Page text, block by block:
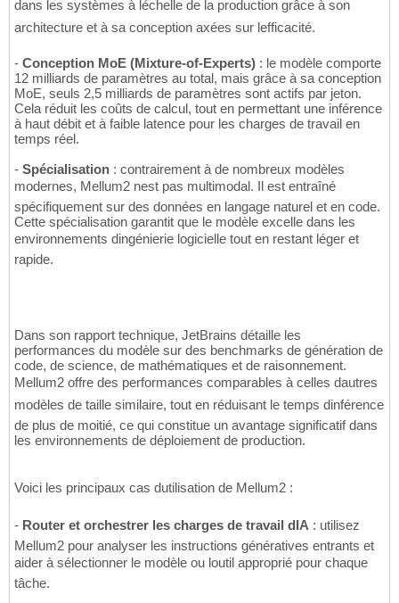
dans les systèmes à léchelle de la production grâce à son
architecture et à sa conception axées sur lefficacité.
- Conception MoE (Mixture-of-Experts) : le modèle comporte
12 milliards de paramètres au total, mais grâce à sa conception
MoE, seuls 2,5 milliards de paramètres sont actifs par jeton.
Cela réduit les coûts de calcul, tout en permettant une inférence
à haut débit et à faible latence pour les charges de travail en
temps réel.
- Spécialisation : contrairement à de nombreux modèles
modernes, Mellum2 nest pas multimodal. Il est entraîné
spécifiquement sur des données en langage naturel et en code.
Cette spécialisation garantit que le modèle excelle dans les
environnements dingénierie logicielle tout en restant léger et
rapide.
Dans son rapport technique, JetBrains détaille les
performances du modèle sur des benchmarks de génération de
code, de science, de mathématiques et de raisonnement.
Mellum2 offre des performances comparables à celles dautres
modèles de taille similaire, tout en réduisant le temps dinférence
de plus de moitié, ce qui constitue un avantage significatif dans
les environnements de déploiement de production.
Voici les principaux cas dutilisation de Mellum2 :
- Router et orchestrer les charges de travail dIA : utilisez
Mellum2 pour analyser les instructions génératives entrants et
aider à sélectionner le modèle ou loutil approprié pour chaque
tâche.